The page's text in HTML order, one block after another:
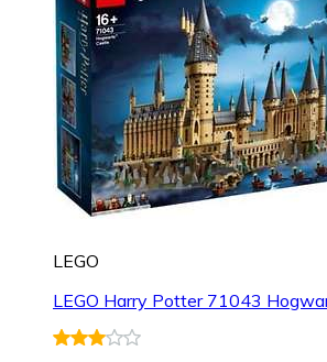
LEGO
LEGO Harry Potter 71043